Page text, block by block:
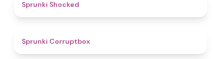
Sprunki Shocked
Sprunki Corruptbox